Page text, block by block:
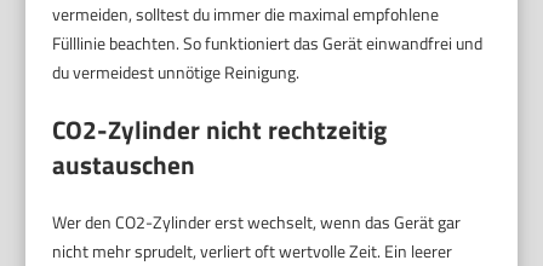
vermeiden, solltest du immer die maximal empfohlene
Fülllinie beachten. So funktioniert das Gerät einwandfrei und
du vermeidest unnötige Reinigung.
CO2-Zylinder nicht rechtzeitig
austauschen
Wer den CO2-Zylinder erst wechselt, wenn das Gerät gar
nicht mehr sprudelt, verliert oft wertvolle Zeit. Ein leerer